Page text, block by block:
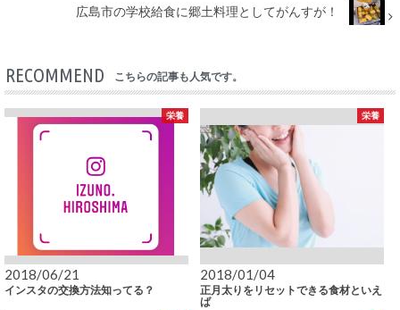
広島市の学校給食に郷土料理としてがんすが！
RECOMMEND こちらの記事も人気です。
栄養
2018/06/21
インスタの交換方法知ってる？
栄養
2018/01/04
正月太りをリセットできる食材といえ
ば